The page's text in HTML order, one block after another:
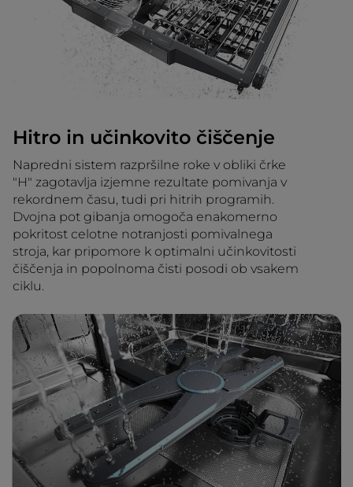
Hitro in učinkovito čiščenje
Napredni sistem razpršilne roke v obliki črke
"H" zagotavlja izjemne rezultate pomivanja v
rekordnem času, tudi pri hitrih programih.
Dvojna pot gibanja omogoča enakomerno
pokritost celotne notranjosti pomivalnega
stroja, kar pripomore k optimalni učinkovitosti
čiščenja in popolnoma čisti posodi ob vsakem
ciklu.